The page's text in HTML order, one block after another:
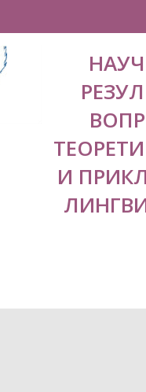
И